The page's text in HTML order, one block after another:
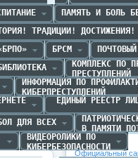
ПАМЯТЬ И БОЛЬ
ТРАДИЦИИ! ДОСТИЖЕНИЯ!
БРСМ
КОМПЛЕКС ПО
ПРЕСТУПЛЕНИЙ
ИНФОРМАЦИЯ ПО
КИБЕРПРЕСТУПЛЕНИЙ
ЕДИНЫЙ РЕЕСТР
ДЛЯ ВСЕХ
В ПАМЯТИ
ВИДЕОРОЛИКИ ПО
КИБЕРБЕЗОПАСНОСТИ
Официальный